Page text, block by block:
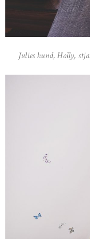
Julies hund, Holly,